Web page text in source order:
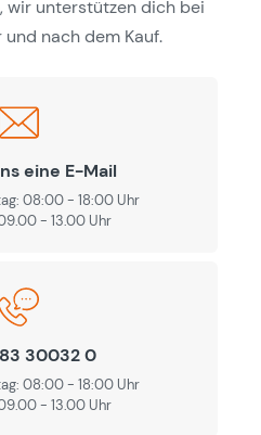
wir unterstützen dich bei
nach dem Kauf.
eine E-Mail
08:00 - 18:00 Uhr
- 13.00 Uhr
30032 0
08:00 - 18:00 Uhr
- 13.00 Uhr